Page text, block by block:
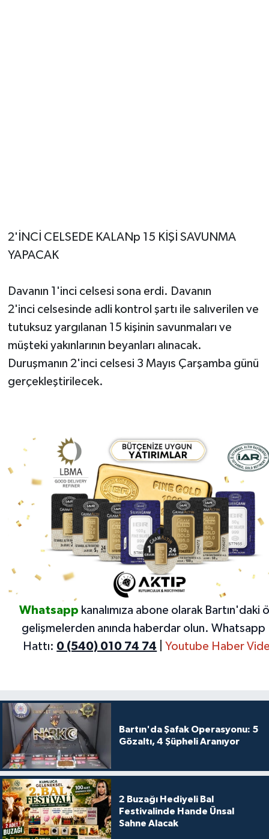
2'İNCİ CELSEDE KALANp 15 KİŞİ SAVUNMA
YAPACAK
Davanın 1'inci celsesi sona erdi. Davanın
2'inci celsesinde adli kontrol şartı ile salıverilen ve
tutuksuz yargılanan 15 kişinin savunmaları ve
müşteki yakınlarının beyanları alınacak.
Duruşmanın 2'inci celsesi 3 Mayıs Çarşamba günü
gerçekleştirilecek.
Whatsapp kanalımıza abone olarak Bartın'daki
gelişmelerden anında haberdar olun. Whatsapp
Hattı: 0 (540) 010 74 74 |Youtube Haber
Bartın'da Şafak Operasyonu: 5
Gözaltı, 4 Şüpheli Aranıyor
2 Buzağı Hediyeli Bal
Festivalinde Hande Ünsal
Sahne Alacak